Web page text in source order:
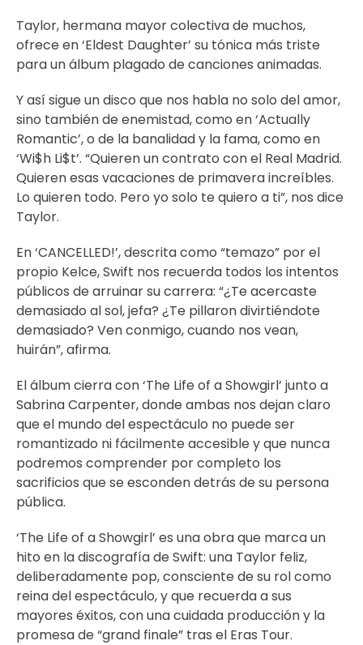
Taylor, hermana mayor colectiva de muchos,
ofrece en ‘Eldest Daughter’ su tónica más triste
para un álbum plagado de canciones animadas.
Y así sigue un disco que nos habla no solo del amor,
sino también de enemistad, como en ‘Actually
Romantic’, o de la banalidad y la fama, como en
‘Wi$h Li$t’. “Quieren un contrato con el Real Madrid.
Quieren esas vacaciones de primavera increíbles.
Lo quieren todo. Pero yo solo te quiero a ti”, nos dice
Taylor.
En ‘CANCELLED!’, descrita como “temazo” por el
propio Kelce, Swift nos recuerda todos los intentos
públicos de arruinar su carrera: “¿Te acercaste
demasiado al sol, jefa? ¿Te pillaron divirtiéndote
demasiado? Ven conmigo, cuando nos vean,
huirán”, afirma.
El álbum cierra con ‘The Life of a Showgirl’ junto a
Sabrina Carpenter, donde ambas nos dejan claro
que el mundo del espectáculo no puede ser
romantizado ni fácilmente accesible y que nunca
podremos comprender por completo los
sacrificios que se esconden detrás de su persona
pública.
‘The Life of a Showgirl’ es una obra que marca un
hito en la discografía de Swift: una Taylor feliz,
deliberadamente pop, consciente de su rol como
reina del espectáculo, y que recuerda a sus
mayores éxitos, con una cuidada producción y la
promesa de “grand finale” tras el Eras Tour.